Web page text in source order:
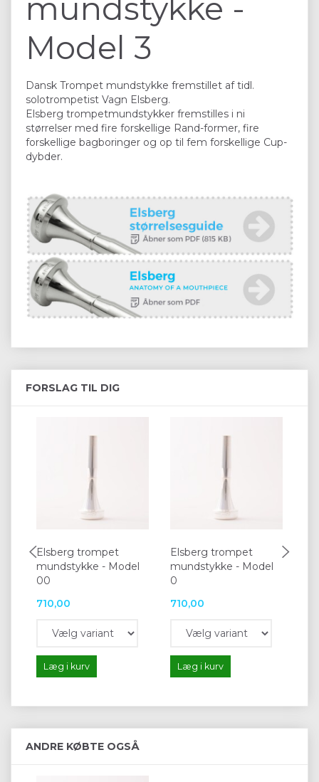
mundstykke -
Model 3
Dansk Trompet mundstykke fremstillet af tidl.
solotrompetist Vagn Elsberg.
Elsberg trompetmundstykker fremstilles i ni
størrelser med fire forskellige Rand-former, fire
forskellige bagboringer og op til fem forskellige Cup-
dybder.
FORSLAG TIL DIG
Elsberg trompet
mundstykke - Model
00
710,00
Læg i kurv
Elsberg trompet
mundstykke - Model
0
710,00
Læg i kurv
ANDRE KØBTE OGSÅ